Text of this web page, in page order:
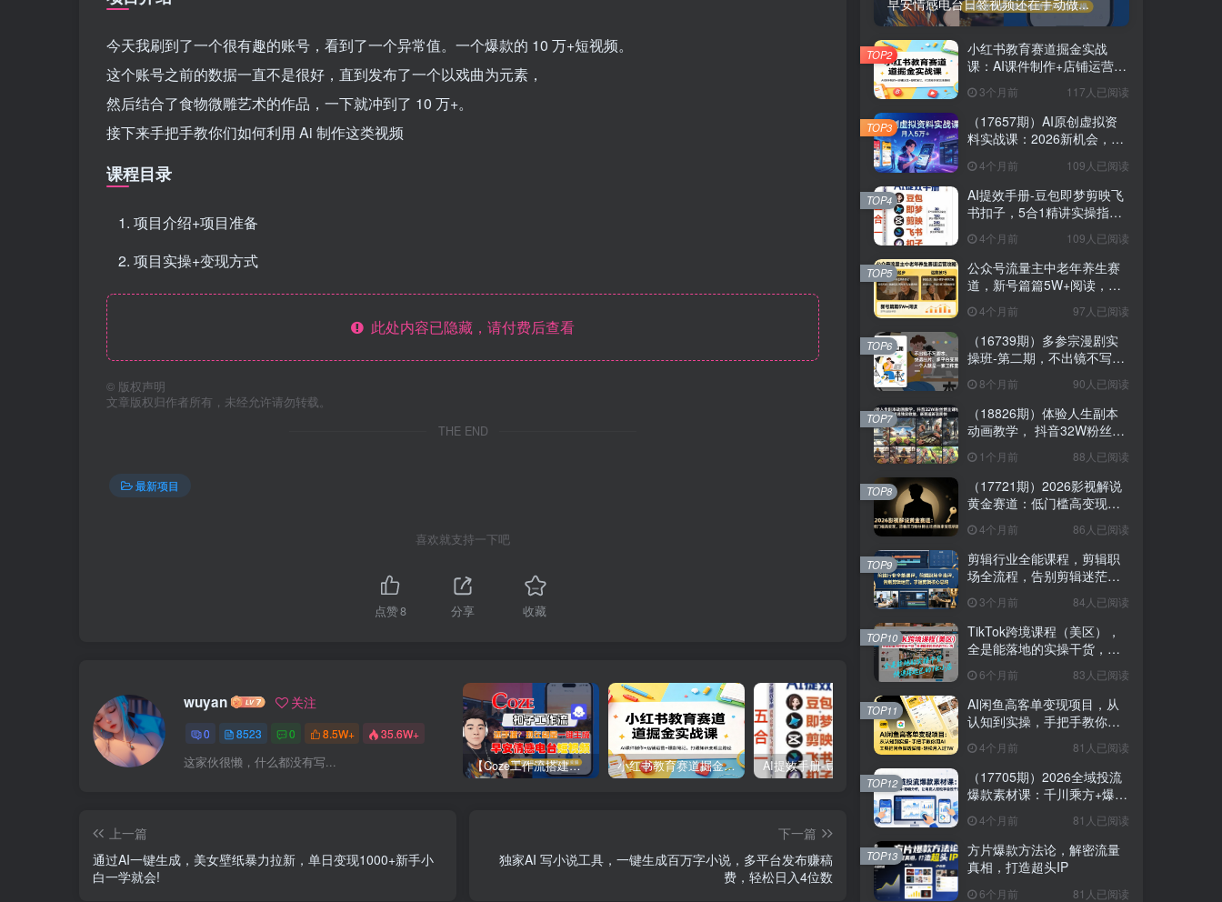
今天我刷到了一个很有趣的账号，看到了一个异常值。一个爆款的 10 万+短视频。
这个账号之前的数据一直不是很好，直到发布了一个以戏曲为元素，
然后结合了食物微雕艺术的作品，一下就冲到了 10 万+。
接下来手把手教你们如何利用 Ai 制作这类视频
课程目录
项目介绍+项目准备
项目实操+变现方式
此处内容已隐藏，请付费后查看
© 版权声明
文章版权归作者所有，未经允许请勿转载。
THE END
最新项目
喜欢就支持一下吧
点赞8 分享 收藏
wuyan 关注
0 8523 0 8.5W+ 35.6W+
这家伙很懒，什么都没有写... 【Coze工作流搭建实操教程】【coze】早安情感电台日签视频还在手动做？用扣子工作流自动生成，省时90% 小红书教育赛道掘金实战课：AI课件制作+店铺运营+爆款笔记，打通知识变现全路径
上一篇
通过AI一键生成，美女壁纸暴力拉新，单日变现1000+新手小
白一学就会!
下一篇
独家AI 写小说工具，一键生成百万字小说，多平台发布赚稿
费，轻松日入4位数
早安情感电台日签视频还在手动做...
小红书教育赛道掘金实战
课：AI课件制作+店铺运营
+爆款笔记，打通知识变现全
路径3个月前 117人已阅读
TOP2
（17657期）AI原创虚拟资
料实战课：2026新机会，小
轻松变现，月入5万+
4个月前 109人已阅读
TOP3
AI提效手册-豆包即梦剪映飞
书扣子，5合1精讲实操指
用4个月前 109人已阅读
TOP4
公众号流量主中老年养生赛
道，新号篇篇5W+阅读，新
4个月前 97人已阅读
TOP5
（16739期）多参宗漫剧实
操班-第二期，不出镜不写脚
现，一个人就是一家工作室
8个月前 90人已阅读
TOP6
（18826期）体验人生副本
动画教学， 抖音32W粉丝博
益，新赛道新涨粉快
1个月前 88人已阅读
TOP7
（17721期）2026影视解说
黄金赛道：低门槛高变现，
变现钥匙
4个月前 86人已阅读
TOP8
剪辑行业全能课程，剪辑职
场全流程，告别剪辑迷茫，
3个月前 84人已阅读
TOP9
TikTok跨境课程（美区），
全是能落地的实操干货，快
6个月前 83人已阅读
TOP10
AI闲鱼高客单变现项目，从
认知到实操，手把手教你用
AI工具把闲鱼做透做精，轻
松月入过1W
4个月前 81人已阅读
TOP11
（17705期）2026全域投流
爆款素材课：千川乘方+爆款
结构+逐帧分析，让电商人轻
松学会投千川
4个月前 81人已阅读
TOP12
方片爆款方法论，解密流量
真相，打造超头IP
6个月前 81人已阅读
TOP13